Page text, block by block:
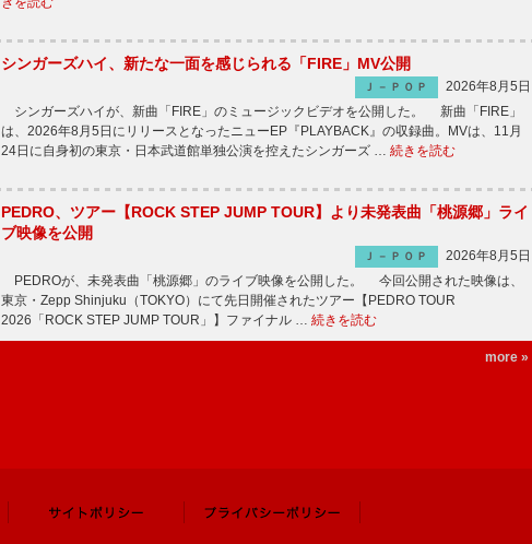
シンガーズハイ、新たな一面を感じられる「FIRE」MV公開
Ｊ－ＰＯＰ
2026年8月5日
シンガーズハイが、新曲「FIRE」のミュージックビデオを公開した。 新曲「FIRE」
は、2026年8月5日にリリースとなったニューEP『PLAYBACK』の収録曲。MVは、11月
24日に自身初の東京・日本武道館単独公演を控えたシンガーズ … 続きを読む
PEDRO、ツアー【ROCK STEP JUMP TOUR】より未発表曲「桃源郷」ライ
ブ映像を公開
Ｊ－ＰＯＰ
2026年8月5日
PEDROが、未発表曲「桃源郷」のライブ映像を公開した。 今回公開された映像は、
東京・Zepp Shinjuku（TOKYO）にて先日開催されたツアー【PEDRO TOUR
2026「ROCK STEP JUMP TOUR」】ファイナル … 続きを読む
more »